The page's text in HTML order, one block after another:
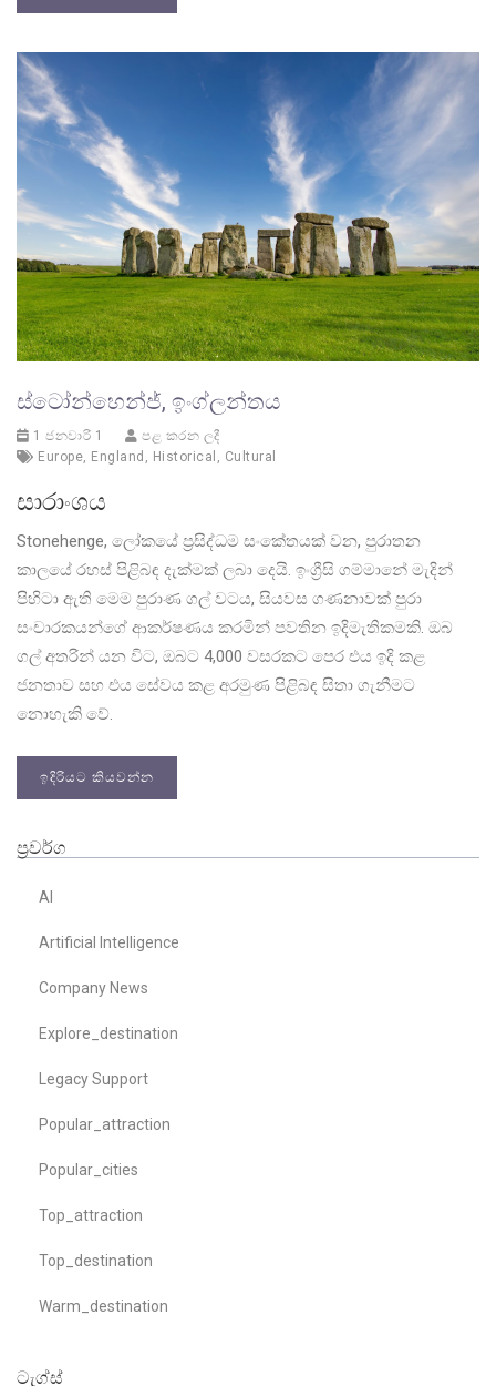
ස්ටෝන්හෙන්ජ්, ඉංග්ලන්තය
1 ජනවාරි 1
පළ කරන ලදී
Europe England Historical Cultural
සාරාංශය
Stonehenge, ලෝකයේ ප්‍රසිද්ධම සංකේතයක් වන, පුරාතන
කාලයේ රහස් පිළිබඳ දැක්මක් ලබා දෙයි. ඉංග්‍රීසි ගම්මානේ මැදින්
පිහිටා ඇති මෙම පුරාණ ගල් වටය, සියවස ගණනාවක් පුරා
සංචාරකයන්ගේ ආකර්ෂණය කරමින් පවතින ඉදිමැතිකමකි. ඔබ
ගල් අතරින් යන විට, ඔබට 4,000 වසරකට පෙර එය ඉදි කළ
ජනතාව සහ එය සේවය කළ අරමුණ පිළිබඳ සිතා ගැනීමට
නොහැකි වේ.
ඉදිරියට කියවන්න
ප්‍රවර්ග
AI
Artificial Intelligence
Company News
Explore_destination
Legacy Support
Popular_attraction
Popular_cities
Top_attraction
Top_destination
Warm_destination
ටැග්ස්